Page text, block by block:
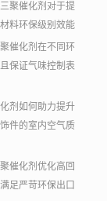
聚催化剂对于提
料环保级别效能
催化剂在不同环
保证气味控制表
剂如何助力提升
件的室内空气质
催化剂优化高回
足严苛环保出口